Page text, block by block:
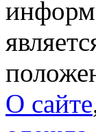
О сайте